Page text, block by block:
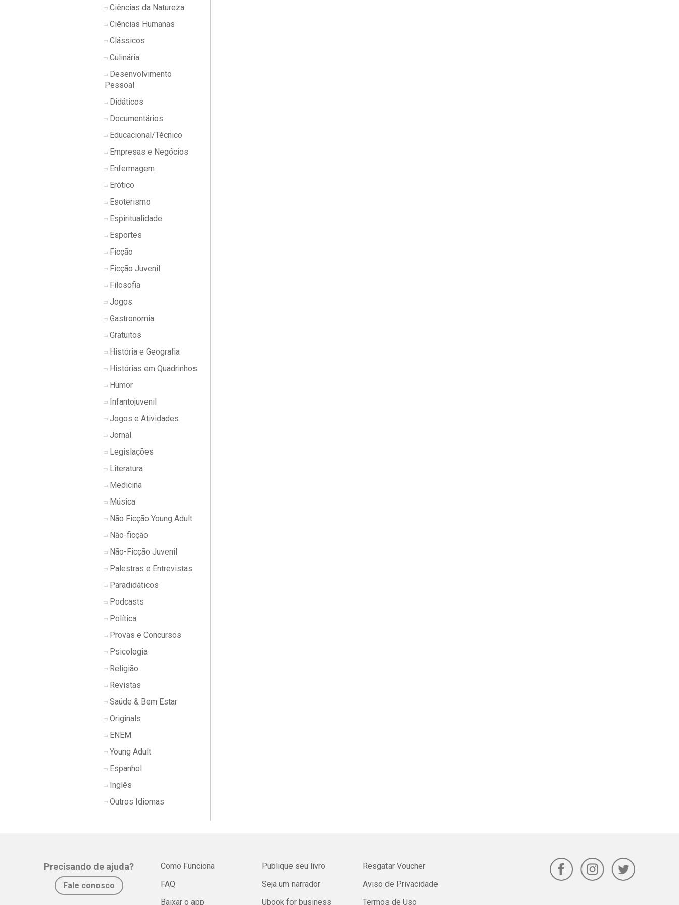
Ciências da Natureza
Ciências Humanas
Clássicos
Culinária
Desenvolvimento
Pessoal
Didáticos
Documentários
Educacional/Técnico
Empresas e Negócios
Enfermagem
Erótico
Esoterismo
Espiritualidade
Esportes
Ficção
Ficção Juvenil
Filosofia
Jogos
Gastronomia
Gratuitos
História e Geografia
Histórias em Quadrinhos
Humor
Infantojuvenil
Jogos e Atividades
Jornal
Legislações
Literatura
Medicina
Música
Não Ficção Young Adult
Não-ficção
Não-Ficção Juvenil
Palestras e Entrevistas
Paradidáticos
Podcasts
Política
Provas e Concursos
Psicologia
Religião
Revistas
Saúde & Bem Estar
Originals
ENEM
Young Adult
Espanhol
Inglês
Outros Idiomas
Precisando de ajuda?
Fale conosco
Como Funciona
FAQ
Baixar o app
Publique seu livro
Seja um narrador
Ubook for business
Resgatar Voucher
Aviso de Privacidade
Termos de Uso